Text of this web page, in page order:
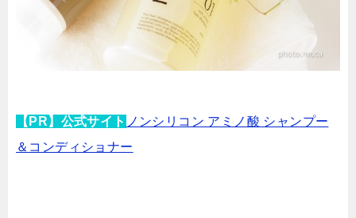
【PR】公式サイト ノンシリコン アミノ酸 シャンプー
＆コンディショナー